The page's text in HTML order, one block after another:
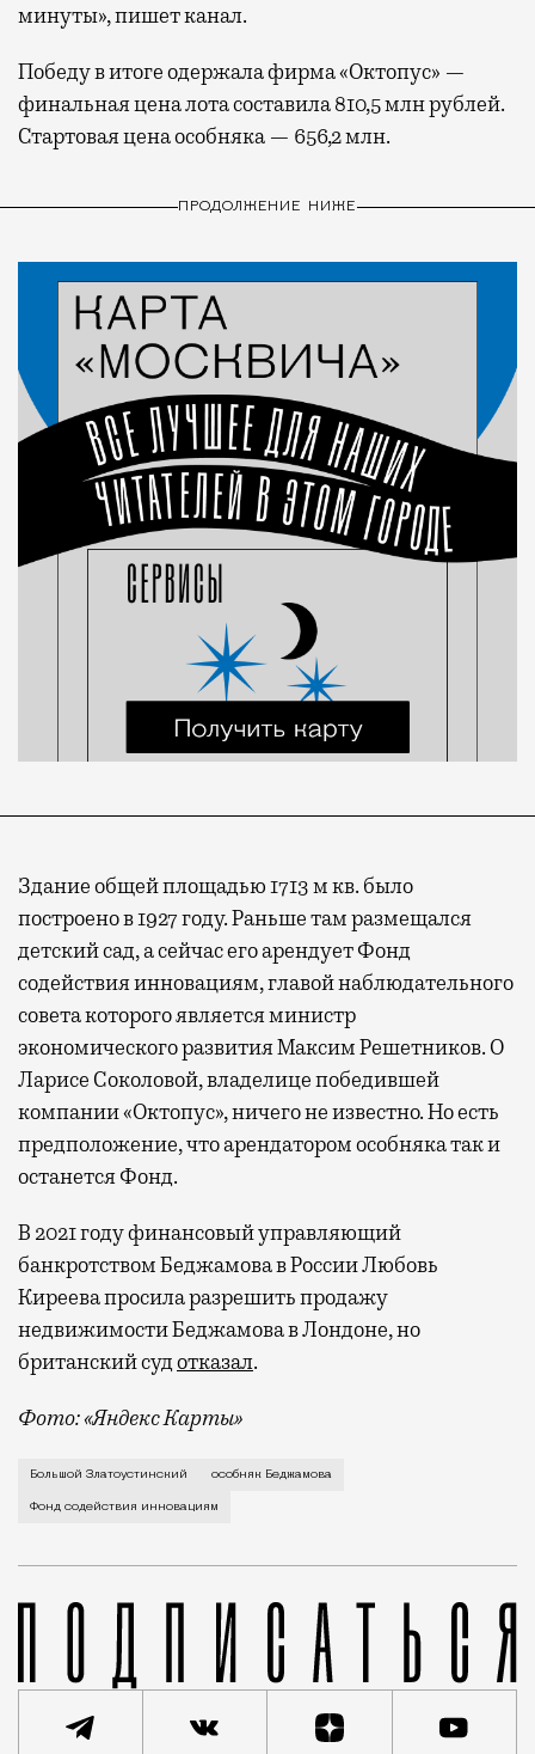
минуты», пишет канал.
Победу в итоге одержала фирма «Октопус» —
финальная цена лота составила 810,5 млн рублей.
Стартовая цена особняка — 656,2 млн.
ПРОДОЛЖЕНИЕ НИЖЕ
Здание общей площадью 1713 м кв. было
построено в 1927 году. Раньше там размещался
детский сад, а сейчас его арендует Фонд
содействия инновациям, главой наблюдательного
совета которого является министр
экономического развития Максим Решетников. О
Ларисе Соколовой, владелице победившей
компании «Октопус», ничего не известно. Но есть
предположение, что арендатором особняка так и
останется Фонд.
В 2021 году финансовый управляющий
банкротством Беджамова в России Любовь
Киреева просила разрешить продажу
недвижимости Беджамова в Лондоне, но
британский судотказал.
Фото: «Яндекс Карты»
В начале марта появились новости, что на торги
Большой Златоустинский особняк Беджамова
Фонд содействия инновациям